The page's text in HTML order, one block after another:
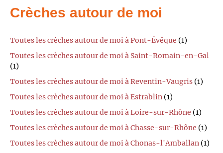
Crèches autour de moi
Toutes les crèches autour de moi à Pont-Évêque (1)
Toutes les crèches autour de moi à Saint-Romain-en-Gal
(1)
Toutes les crèches autour de moi à Reventin-Vaugris (1)
Toutes les crèches autour de moi à Estrablin (1)
Toutes les crèches autour de moi à Loire-sur-Rhône (1)
Toutes les crèches autour de moi à Chasse-sur-Rhône (1)
Toutes les crèches autour de moi à Chonas-l'Amballan (1)